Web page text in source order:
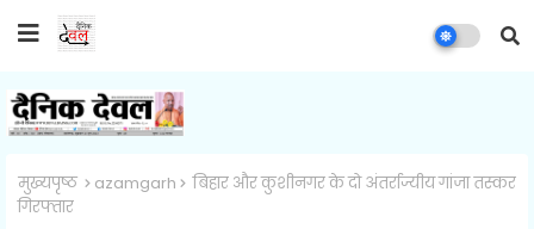
मुख्यपृष्ठ azamgarh
बिहार और कुशीनगर के दो अंतर्राज्यीय गांजा तस्कर
गिरफ्तार